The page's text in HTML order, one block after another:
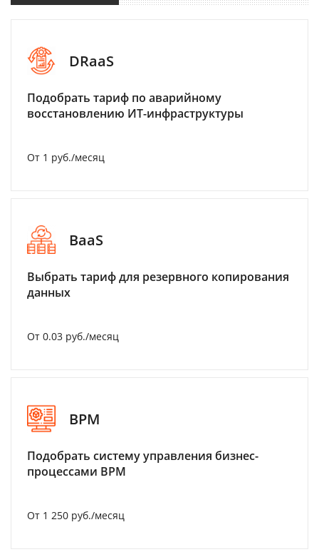
DRaaS
Подобрать тариф по аварийному
восстановлению ИТ-инфраструктуры
От 1 руб./месяц
BaaS
Выбрать тариф для резервного копирования
данных
От 0.03 руб./месяц
BPM
Подобрать систему управления бизнес-
процессами BPM
От 1 250 руб./месяц